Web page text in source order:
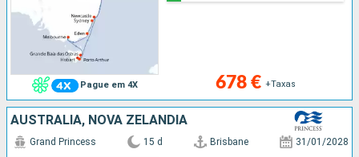
Pague em 4X 678 € +Taxas
AUSTRALIA, NOVA ZELANDIA
Grand Princess 15 d Brisbane 31/01/2028